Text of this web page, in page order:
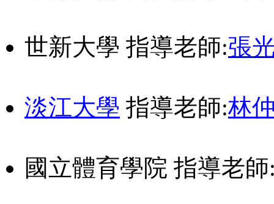
世新大學 指導老師:張
淡江大學 指導老師:林
國立體育學院 指導老